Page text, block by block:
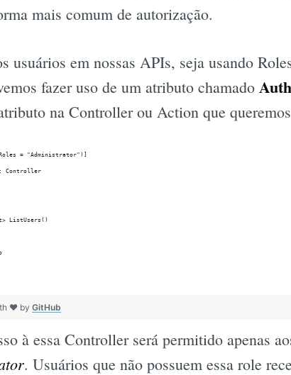
mais comum de autorização.
usuários em nossas APIs, seja usando
fazer uso de um atributo chamado
na Controller ou Action que
= "Administrator")]
Controller
ListUsers()
❤ by GitHub
à essa Controller será permitido apenas
. Usuários que não possuem essa role